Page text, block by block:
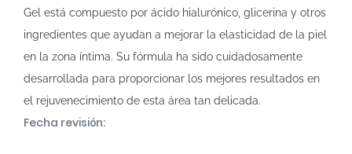
Gel está compuesto por ácido hialurónico, glicerina y otros
ingredientes que ayudan a mejorar la elasticidad de la piel
en la zona íntima. Su fórmula ha sido cuidadosamente
desarrollada para proporcionar los mejores resultados en
el rejuvenecimiento de esta área tan delicada.
Fecha revisión: